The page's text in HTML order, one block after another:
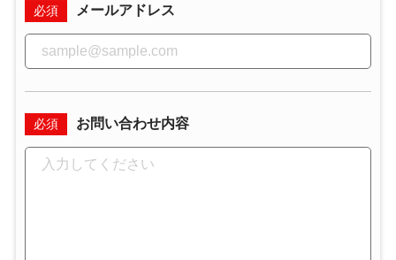
必須 メールアドレス
必須 お問い合わせ内容